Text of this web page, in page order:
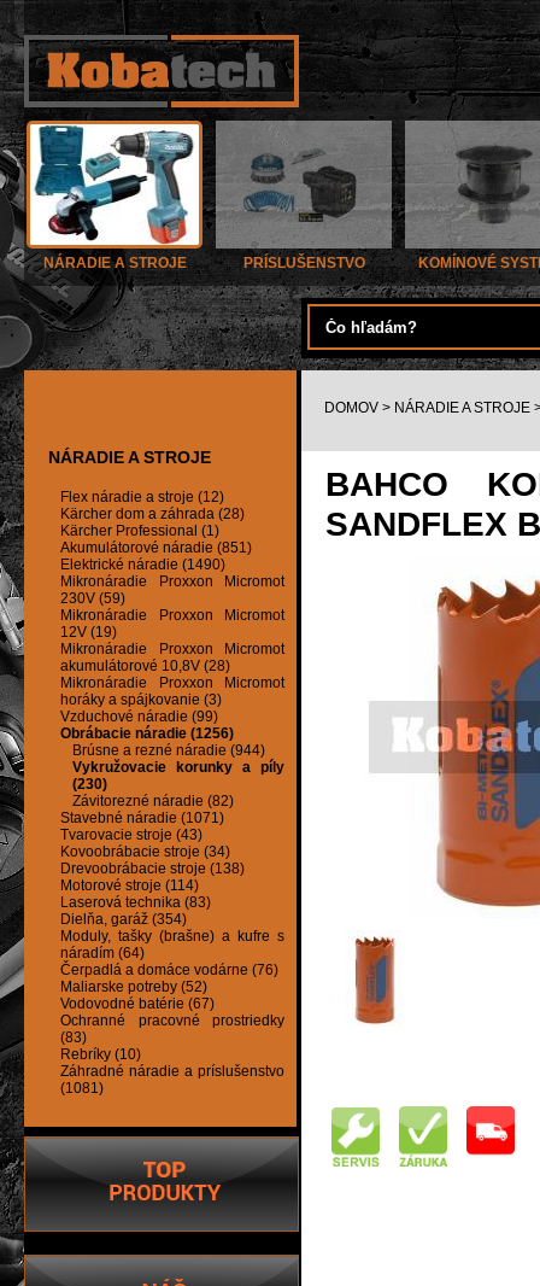
NÁRADIE A STROJE PRÍSLUŠENSTVO KOMÍNOVÉ
NÁRADIE A STROJE
Flex náradie a stroje (12)
Kärcher dom a záhrada (28)
Kärcher Professional (1)
Akumulátorové náradie (851)
Elektrické náradie (1490)
Mikronáradie Proxxon Micromot
230V (59)
Mikronáradie Proxxon Micromot
12V (19)
Mikronáradie Proxxon Micromot
akumulátorové 10,8V (28)
Mikronáradie Proxxon Micromot
horáky a spájkovanie (3)
Vzduchové náradie (99)
Obrábacie náradie (1256)
Brúsne a rezné náradie (944)
Vykružovacie korunky a píly
(230)
Závitorezné náradie (82)
Stavebné náradie (1071)
Tvarovacie stroje (43)
Kovoobrábacie stroje (34)
Drevoobrábacie stroje (138)
Motorové stroje (114)
Laserová technika (83)
Dielňa, garáž (354)
Moduly, tašky (brašne) a kufre s
náradím (64)
Čerpadlá a domáce vodárne (76)
Maliarske potreby (52)
Vodovodné batérie (67)
Ochranné pracovné prostriedky
(83)
Rebríky (10)
Záhradné náradie a príslušenstvo
(1081)
DOMOV > NÁRADIE A STROJE
BAHCO
SANDFLEX